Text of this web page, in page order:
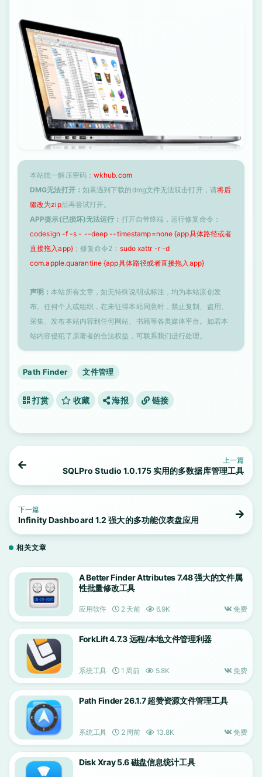
本站统一解压密码： wkhub.com
DMG无法打开： 如果遇到下载的dmg文件无法双击打开，请将后
缀改为zip后再尝试打开。
APP提示(已损坏)无法运行： 打开自带终端，运行修复命令：
codesign -f -s - --deep --timestamp=none {app具体路径或者
直接拖入app}；修复命令2： sudo xattr -r -d
com.apple.quarantine {app具体路径或者直接拖入app}
声明：本站所有文章，如无特殊说明或标注，均为本站原创发
布。任何个人或组织，在未征得本站同意时，禁止复制、盗用、
采集、发布本站内容到任何网站、书籍等各类媒体平台。如若本
站内容侵犯了原著者的合法权益，可联系我们进行处理。
Path Finder 文件管理
打赏 收藏 海报 链接
上一篇
SQLPro Studio 1.0.175 实用的多数据库管理工具
下一篇
Infinity Dashboard 1.2 强大的多功能仪表盘应用
相关文章
A Better Finder Attributes 7.48 强大的文件属
性批量修改工具
应用软件 2 天前 6.9K 免费
ForkLift 4.7.3 远程/本地文件管理利器
系统工具 1 周前 5.8K 免费
Path Finder 26.1.7 超赞资源文件管理工具
系统工具 2 周前 13.8K 免费
Disk Xray 5.6 磁盘信息统计工具